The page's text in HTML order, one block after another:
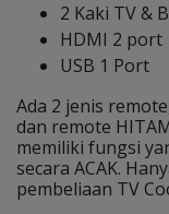
2 Kaki TV &
HDMI 2 port
USB 1 Port
Ada 2 jenis
dan remote
memiliki fungsi
secara ACAK.
pembeliaan TV